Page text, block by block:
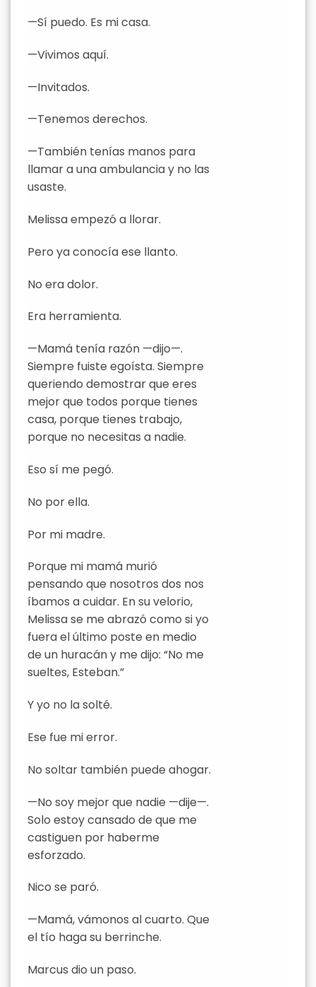
—Sí puedo. Es mi casa.
—Vivimos aquí.
—Invitados.
—Tenemos derechos.
—También tenías manos para
llamar a una ambulancia y no las
usaste.
Melissa empezó a llorar.
Pero ya conocía ese llanto.
No era dolor.
Era herramienta.
—Mamá tenía razón —dijo—.
Siempre fuiste egoísta. Siempre
queriendo demostrar que eres
mejor que todos porque tienes
casa, porque tienes trabajo,
porque no necesitas a nadie.
Eso sí me pegó.
No por ella.
Por mi madre.
Porque mi mamá murió
pensando que nosotros dos nos
íbamos a cuidar. En su velorio,
Melissa se me abrazó como si yo
fuera el último poste en medio
de un huracán y me dijo: “No me
sueltes, Esteban.”
Y yo no la solté.
Ese fue mi error.
No soltar también puede ahogar.
—No soy mejor que nadie —dije—.
Solo estoy cansado de que me
castiguen por haberme
esforzado.
Nico se paró.
—Mamá, vámonos al cuarto. Que
el tío haga su berrinche.
Marcus dio un paso.